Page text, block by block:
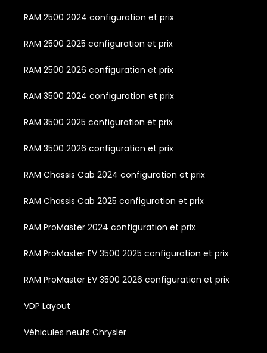
RAM 2500 2024 configuration et prix
RAM 2500 2025 configuration et prix
RAM 2500 2026 configuration et prix
RAM 3500 2024 configuration et prix
RAM 3500 2025 configuration et prix
RAM 3500 2026 configuration et prix
RAM Chassis Cab 2024 configuration et prix
RAM Chassis Cab 2025 configuration et prix
RAM ProMaster 2024 configuration et prix
RAM ProMaster EV 3500 2025 configuration et prix
RAM ProMaster EV 3500 2026 configuration et prix
VDP Layout
Véhicules neufs Chrysler